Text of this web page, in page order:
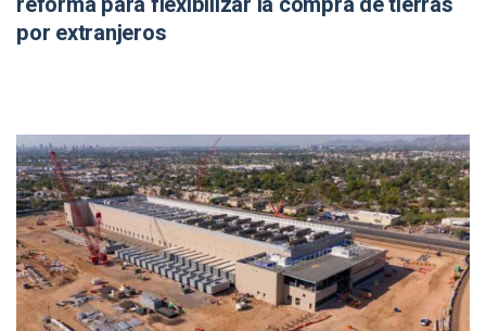
por extranjeros